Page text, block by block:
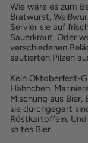
Wie wäre es zum
Bratwurst,
Servier sie auf
Sauerkraut. Oder
verschiedenen
sautierten Pilzen
Kein Oktoberfest-
Hähnchen.
Mischung aus Bier,
sie durchgegart
Röstkartoffeln.
kaltes Bier.